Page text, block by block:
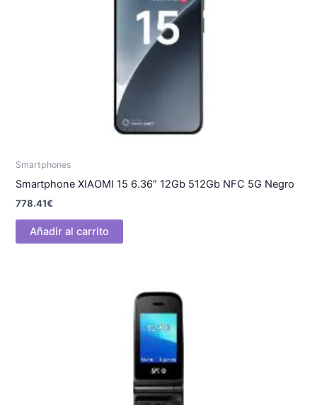
Smartphones
Smartphone XIAOMI 15 6.36″ 12Gb 512Gb NFC 5G Negro
778.41€
Añadir al carrito